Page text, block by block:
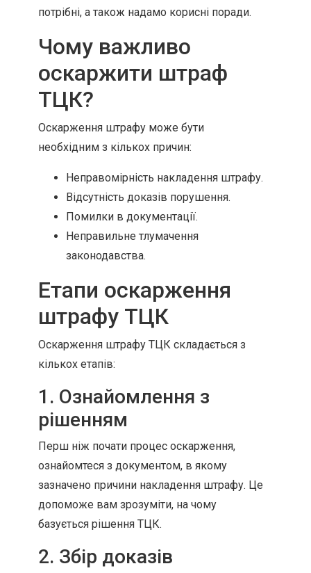
потрібні, а також надамо корисні поради.
Чому важливо
оскаржити штраф
ТЦК?
Оскарження штрафу може бути
необхідним з кількох причин:
Неправомірність накладення штрафу.
Відсутність доказів порушення.
Помилки в документації.
Неправильне тлумачення
законодавства.
Етапи оскарження
штрафу ТЦК
Оскарження штрафу ТЦК складається з
кількох етапів:
1. Ознайомлення з
рішенням
Перш ніж почати процес оскарження,
ознайомтеся з документом, в якому
зазначено причини накладення штрафу. Це
допоможе вам зрозуміти, на чому
базується рішення ТЦК.
2. Збір доказів